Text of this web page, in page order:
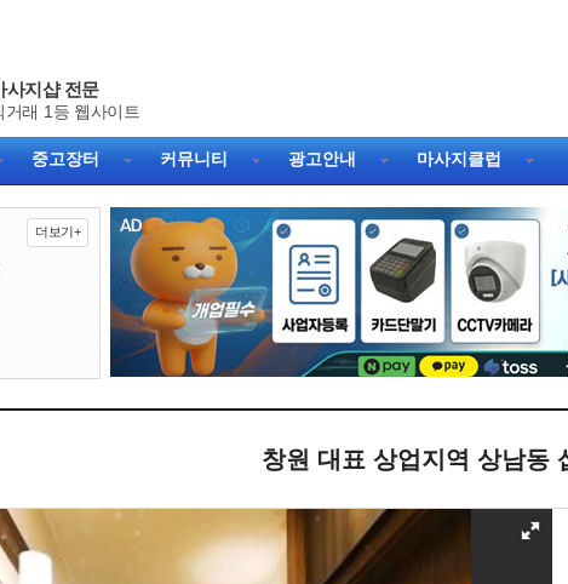
사지샵 전문
중고장터 커뮤니티 광고안내 마사지클럽
더보기+
창원 대표 상업지역 상남동